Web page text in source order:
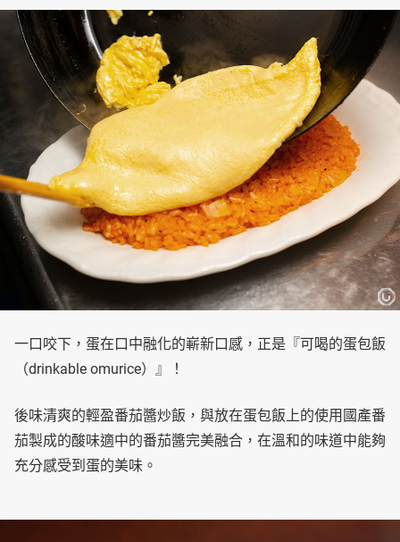
一口咬下，蛋在口中融化的嶄新口感，正是『可喝的蛋包飯
（drinkable omurice）』！
後味清爽的輕盈番茄醬炒飯，與放在蛋包飯上的使用國產番
茄製成的酸味適中的番茄醬完美融合，在溫和的味道中能夠
充分感受到蛋的美味。